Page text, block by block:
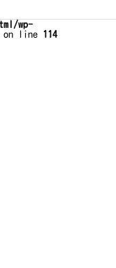
wp-
on line 114